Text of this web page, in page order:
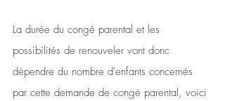
La durée du congé parental et les
possibilités de renouveler vont donc
dépendre du nombre d'enfants concernés
par cette demande de congé parental, voici